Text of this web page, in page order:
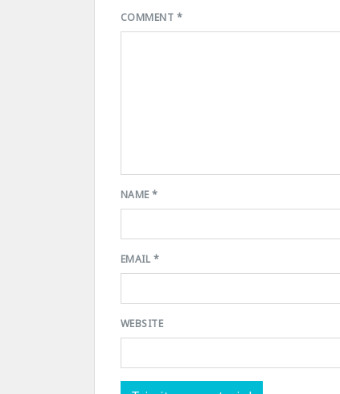
COMMENT *
NAME*
EMAIL*
WEBSITE